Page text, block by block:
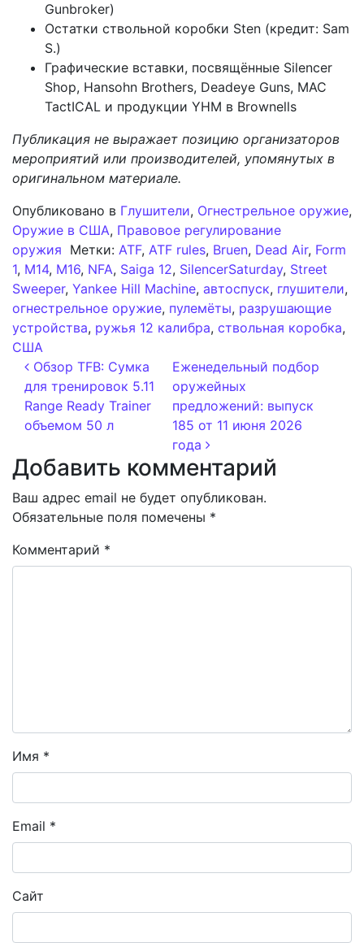
Gunbroker)
Остатки ствольной коробки Sten (кредит: Sam
S.)
Графические вставки, посвящённые Silencer
Shop, Hansohn Brothers, Deadeye Guns, MAC
TactICAL и продукции YHM в Brownells
Публикация не выражает позицию организаторов
мероприятий или производителей, упомянутых в
оригинальном материале.
Опубликовано в Глушители, Огнестрельное оружие,
Оружие в США, Правовое регулирование
оружия Метки: ATF, ATF rules, Bruen, Dead Air, Form
1, M14, M16, NFA, Saiga 12, SilencerSaturday, Street
Sweeper, Yankee Hill Machine, автоспуск, глушители,
огнестрельное оружие, пулемёты, разрушающие
устройства, ружья 12 калибра, ствольная коробка,
США
Навигация по записям
Обзор TFB: Сумка
для тренировок 5.11
Range Ready Trainer
объемом 50 л
Еженедельный подбор
оружейных
предложений: выпуск
185 от 11 июня 2026
года
Добавить комментарий
Ваш адрес email не будет опубликован.
Обязательные поля помечены *
Комментарий *
Имя *
Email *
Сайт